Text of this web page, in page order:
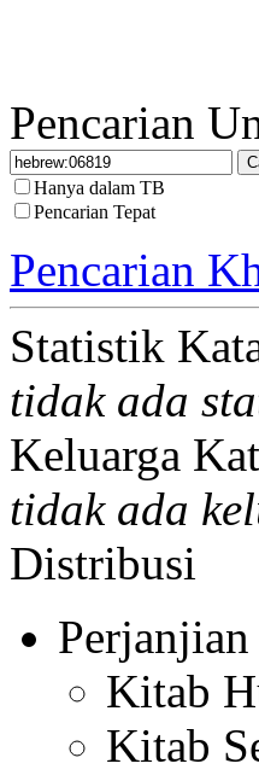
Pencarian
Hanya dalam TB
Pencarian Tepat
Pencarian
Statistik
tidak ada
Keluarga
tidak ada
Distribusi
Kitab
Kitab